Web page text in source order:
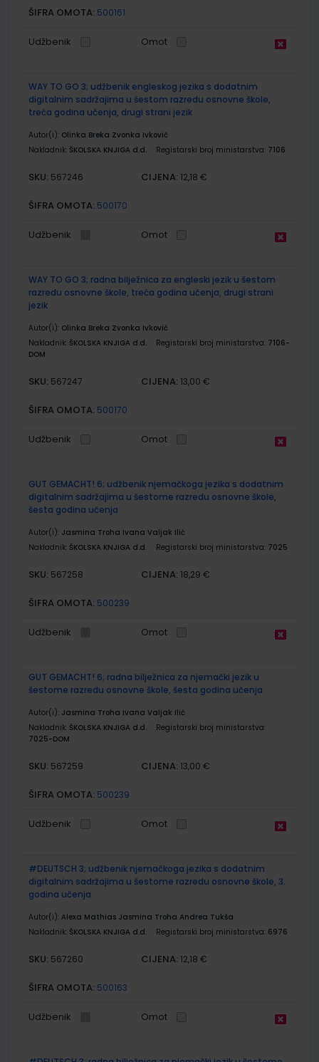
ŠIFRA OMOTA: 500161
Udžbenik Omot
WAY TO GO 3; udžbenik engleskog jezika s dodatnim
digitalnim sadržajima u šestom razredu osnovne škole,
treća godina učenja, drugi strani jezik
Autor(i): Olinka Breka Zvonka Ivković
Nakladnik: ŠKOLSKA KNJIGA d.d. Registarski broj ministarstva: 7106
SKU: 567246 CIJENA: 12,18 €
ŠIFRA OMOTA: 500170
Udžbenik Omot
WAY TO GO 3; radna bilježnica za engleski jezik u šestom
razredu osnovne škole, treća godina učenja, drugi strani
jezik
Autor(i): Olinka Breka Zvonka Ivković
Nakladnik: ŠKOLSKA KNJIGA d.d. Registarski broj ministarstva: 7106-
DOM
SKU: 567247 CIJENA: 13,00 €
ŠIFRA OMOTA: 500170
Udžbenik Omot
GUT GEMACHT! 6; udžbenik njemačkoga jezika s dodatnim
digitalnim sadržajima u šestome razredu osnovne škole,
šesta godina učenja
Autor(i): Jasmina Troha Ivana Valjak Ilić
Nakladnik: ŠKOLSKA KNJIGA d.d. Registarski broj ministarstva: 7025
SKU: 567258 CIJENA: 18,29 €
ŠIFRA OMOTA: 500239
Udžbenik Omot
GUT GEMACHT! 6; radna bilježnica za njemački jezik u
šestome razredu osnovne škole, šesta godina učenja
Autor(i): Jasmina Troha Ivana Valjak Ilić
Nakladnik: ŠKOLSKA KNJIGA d.d.
Registarski broj ministarstva:
7025-DOM
SKU: 567259 CIJENA: 13,00 €
ŠIFRA OMOTA: 500239
Udžbenik Omot
#DEUTSCH 3; udžbenik njemačkoga jezika s dodatnim
digitalnim sadržajima u šestome razredu osnovne škole, 3.
godina učenja
Autor(i): Alexa Mathias Jasmina Troha Andrea Tukša
Nakladnik: ŠKOLSKA KNJIGA d.d. Registarski broj ministarstva: 6976
SKU: 567260 CIJENA: 12,18 €
ŠIFRA OMOTA: 500163
Udžbenik Omot